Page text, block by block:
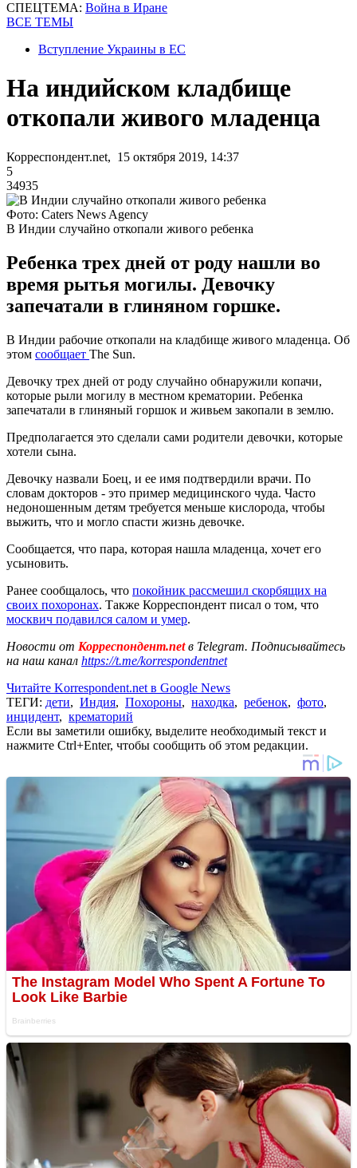
СПЕЦТЕМА: Война в Иране
ВСЕ ТЕМЫ
Вступление Украины в ЕС
На индийском кладбище
откопали живого младенца
Корреспондент.net, 15 октября 2019, 14:37
5
34935
Фото: Caters News Agency
В Индии случайно откопали живого ребенка
Ребенка трех дней от роду нашли во
время рытья могилы. Девочку
запечатали в глиняном горшке.
В Индии рабочие откопали на кладбище живого младенца. Об
этом сообщает The Sun.
Девочку трех дней от роду случайно обнаружили копачи,
которые рыли могилу в местном крематории. Ребенка
запечатали в глиняный горшок и живьем закопали в землю.
Предполагается это сделали сами родители девочки, которые
хотели сына.
Девочку назвали Боец, и ее имя подтвердили врачи. По
словам докторов - это пример медицинского чуда. Часто
недоношенным детям требуется меньше кислорода, чтобы
выжить, что и могло спасти жизнь девочке.
Сообщается, что пара, которая нашла младенца, хочет его
усыновить.
Ранее сообщалось, что покойник рассмешил скорбящих на
своих похоронах. Также Корреспондент писал о том, что
москвич подавился салом и умер.
Новости от Корреспондент.netв Telegram. Подписывайтесь
на наш канал https://t.me/korrespondentnet
Читайте Korrespondent.net в Google News
ТЕГИ: дети, Индия, Похороны, находка, ребенок, фото,
инцидент, крематорий
Если вы заметили ошибку, выделите необходимый текст и
нажмите Ctrl+Enter, чтобы сообщить об этом редакции.